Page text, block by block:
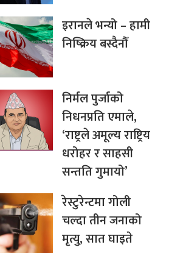
इरानले भन्यो – हामी
निष्क्रिय बस्दैनौँ
निर्मल पुर्जाको
निधनप्रति एमाले,
‘राष्ट्रले अमूल्य राष्ट्रिय
धरोहर र साहसी
सन्तति गुमायो’
रेस्टुरेन्टमा गोली
चल्दा तीन जनाको
मृत्यु, सात घाइते